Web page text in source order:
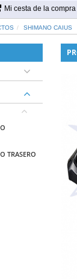
Mi cesta de la compra
SHIMANO CAIUS
TRASERO